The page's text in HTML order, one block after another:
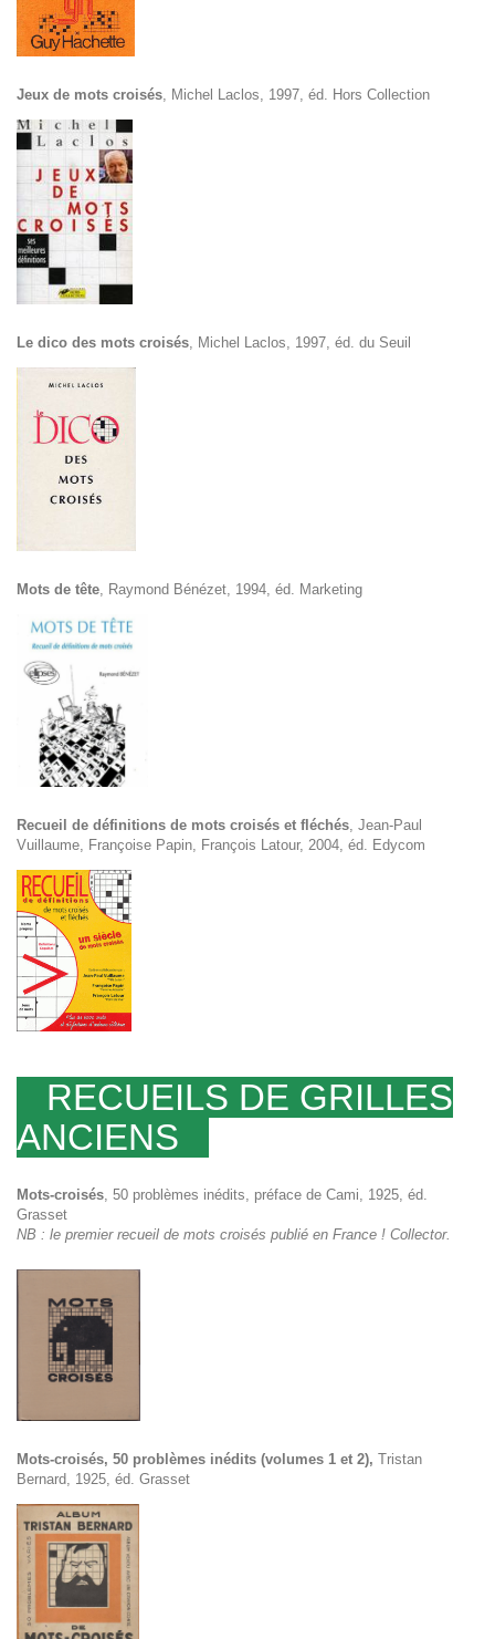
Jeux de mots croisés , Michel Laclos, 1997, éd. Hors Collection
Le dico des mots croisés, Michel Laclos, 1997, éd. du Seuil
Mots de tête, Raymond Bénézet, 1994, éd. Marketing
Recueil de définitions de mots croisés et fléchés, Jean-Paul
Vuillaume, Françoise Papin, François Latour, 2004, éd. Edycom
RECUEILS DE GRILLES
ANCIENS
Mots-croisés, 50 problèmes inédits, préface de Cami, 1925, éd.
Grasset
NB : le premier recueil de mots croisés publié en France ! Collector.
Mots-croisés, 50 problèmes inédits (volumes 1 et 2), Tristan
Bernard, 1925, éd. Grasset